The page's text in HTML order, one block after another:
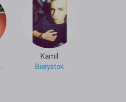
Kamil
Białystok